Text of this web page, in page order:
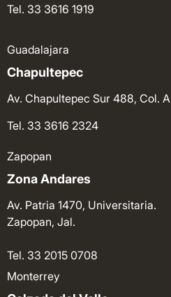
Tel. 33 3616 1919
Guadalajara
Chapultepec
Av. Chapultepec Sur 488, Col.
Tel. 33 3616 2324
Zapopan
Zona Andares
Av. Patria 1470, Universitaria.
Zapopan, Jal.
Tel. 33 2015 0708
Monterrey